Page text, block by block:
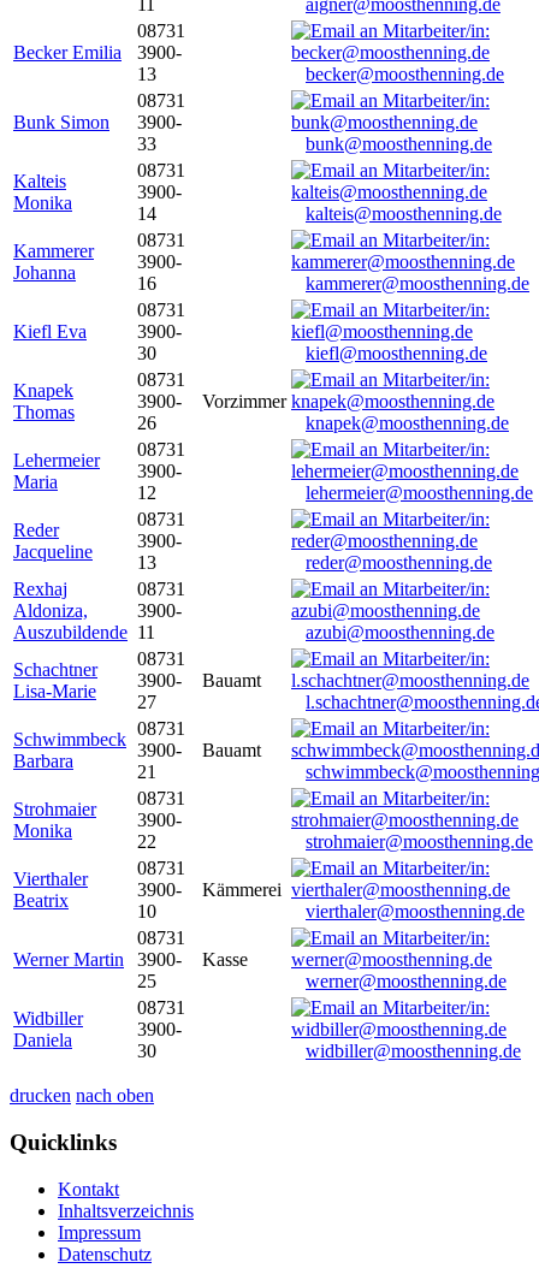
aigner@moosthenning.de
Becker Emilia
08731
3900-
13
becker@moosthenning.de
Bunk Simon
08731
3900-
33
bunk@moosthenning.de
Kalteis
Monika
08731
3900-
14
kalteis@moosthenning.de
Kammerer
Johanna
08731
3900-
16
kammerer@moosthenning.de
Kiefl Eva
08731
3900-
30
kiefl@moosthenning.de
Knapek
Thomas
08731
3900-
26
Vorzimmer
knapek@moosthenning.de
Lehermeier
Maria
08731
3900-
12
lehermeier@moosthenning.de
Reder
Jacqueline
08731
3900-
13
reder@moosthenning.de
Rexhaj
Aldoniza,
Auszubildende
08731
3900-
11
azubi@moosthenning.de
Schachtner
Lisa-Marie
08731
3900-
27
Bauamt
Schwimmbeck
Barbara
08731
3900-
21
Bauamt
Strohmaier
Monika
08731
3900-
22
strohmaier@moosthenning.de
Vierthaler
Beatrix
08731
3900-
10
Kämmerei
vierthaler@moosthenning.de
Werner Martin
08731
3900-
25
Kasse
werner@moosthenning.de
Widbiller
Daniela
08731
3900-
30
widbiller@moosthenning.de
drucken nach oben
Quicklinks
Kontakt
Inhaltsverzeichnis
Impressum
Datenschutz